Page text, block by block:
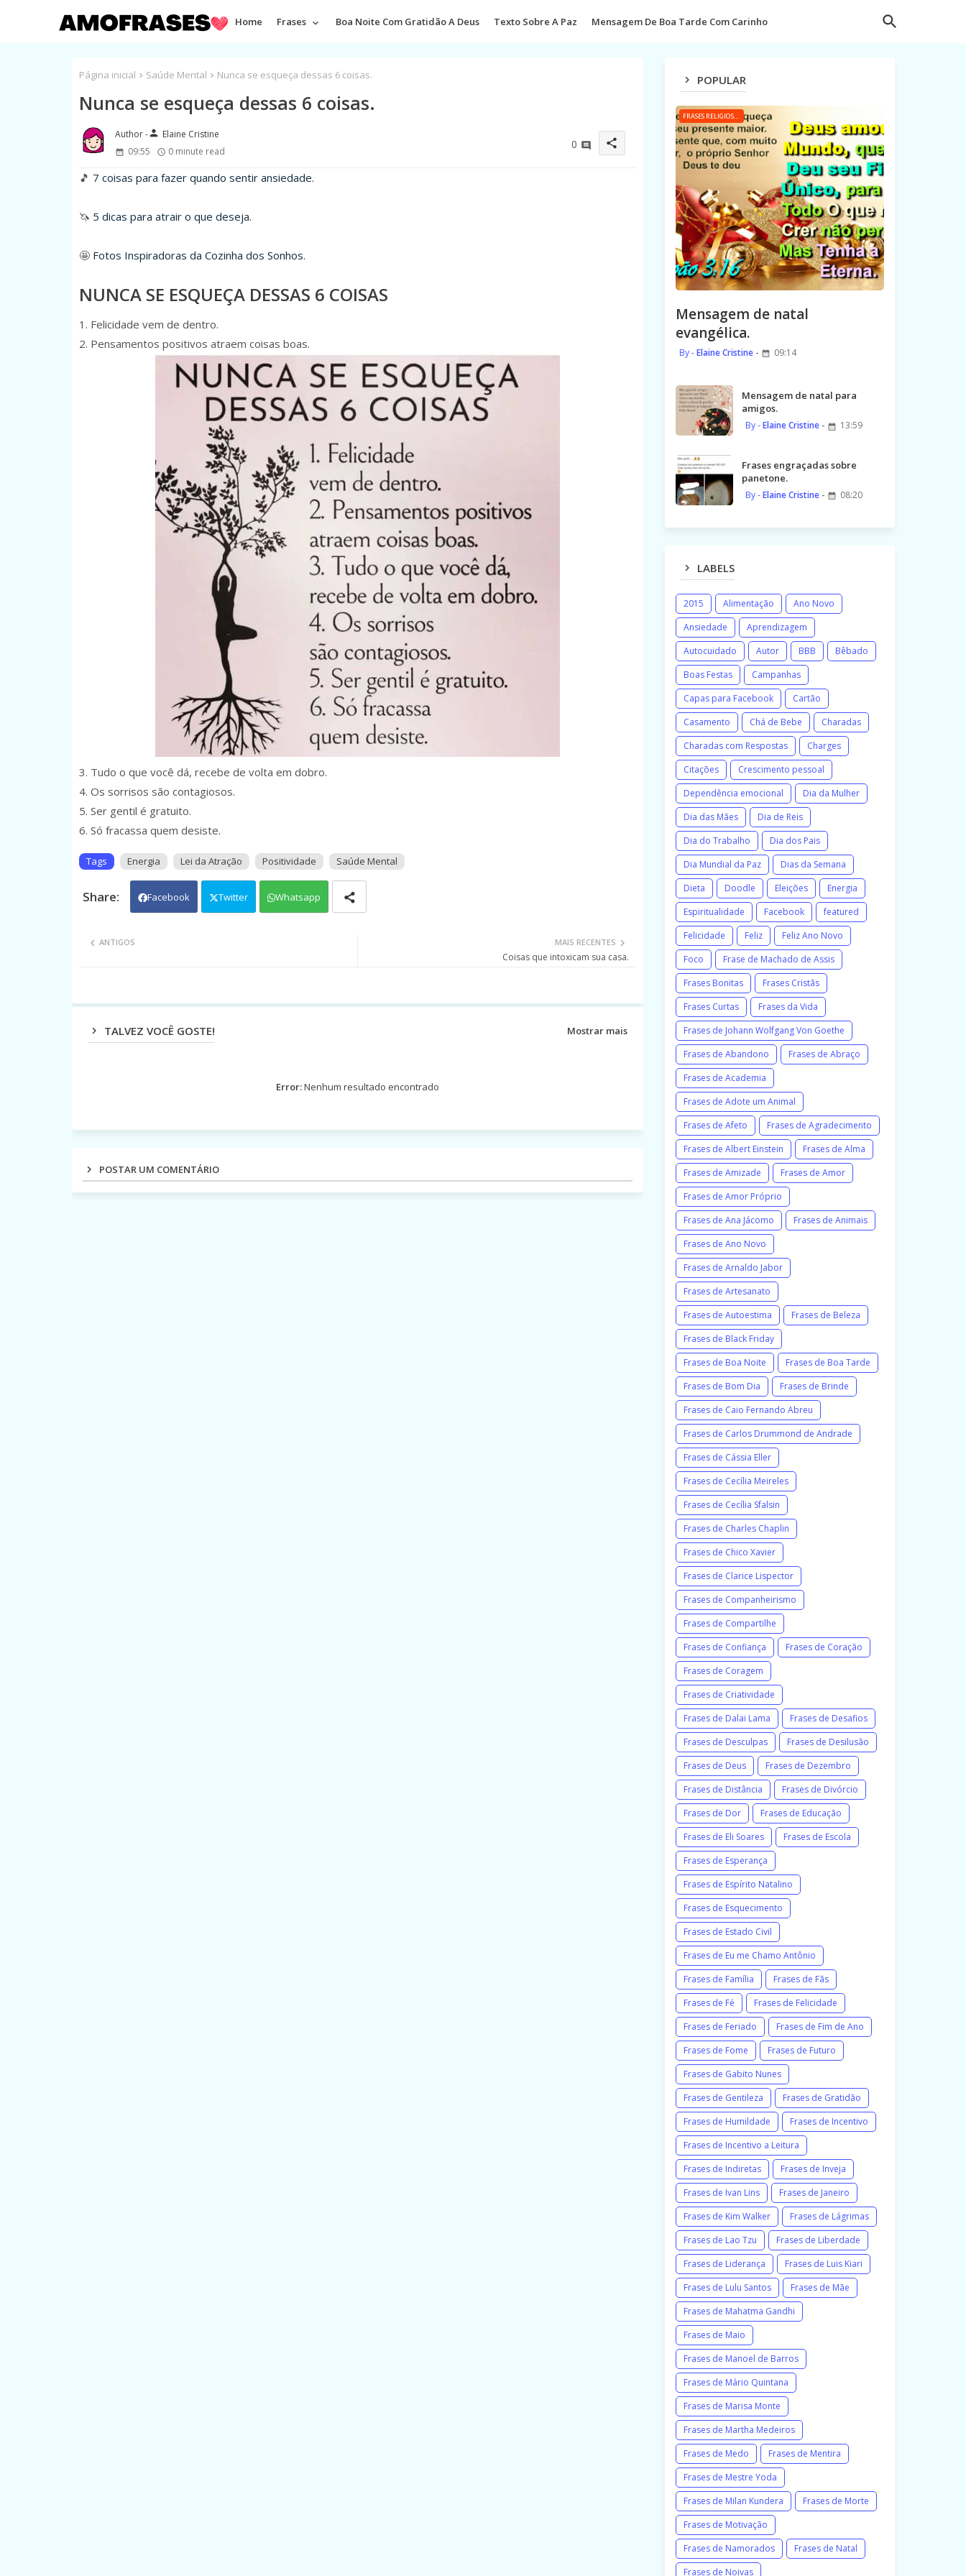
Home Frases Boa Noite Com Gratidão A Deus Texto Sobre A Paz Mensagem De Boa Tarde Com Carinho
Página inicial Saúde Mental Nunca se esqueça dessas 6 coisas.
Nunca se esqueça dessas 6 coisas.
person Elaine Cristine
09:55
0 minute read
0 share
🎵 7 coisas para fazer quando sentir ansiedade.
🦄 5 dicas para atrair o que deseja.
🤩 Fotos Inspiradoras da Cozinha dos Sonhos.
NUNCA SE ESQUEÇA DESSAS 6 COISAS
1. Felicidade vem de dentro.
2. Pensamentos positivos atraem coisas boas.
3. Tudo o que você dá, recebe de volta em dobro.
4. Os sorrisos são contagiosos.
5. Ser gentil é gratuito.
6. Só fracassa quem desiste.
Tags Energia Lei da Atração Positividade Saúde Mental
Facebook Twitter Whatsapp
MAIS RECENTES
Coisas que intoxicam sua casa.
ANTIGOS
TALVEZ VOCÊ GOSTE! Mostrar mais
Error:Nenhum resultado encontrado
POSTAR UM COMENTÁRIO
POPULAR
FRASES RELIGIOSAS
Mensagem de natal
evangélica.
Elaine Cristine 09:14
Mensagem de natal para
amigos.
Elaine Cristine 13:59
Frases engraçadas sobre
panetone.
Elaine Cristine 08:20
LABELS
2015 Alimentação
Ano Novo
Ansiedade
Aprendizagem
Autocuidado
Autor BBB
Bêbado
Boas Festas
Campanhas
Capas para Facebook
Cartão
Casamento
Chá de Bebe
Charadas
Charadas com Respostas
Charges
Citações
Crescimento pessoal
Dependência emocional
Dia da Mulher
Dia das Mães
Dia de Reis
Dia do Trabalho
Dia dos Pais
Dia Mundial da Paz
Dias da Semana
Dieta
Doodle Eleições
Energia
Espiritualidade
Facebook
featured
Felicidade
Feliz
Feliz Ano Novo
Foco
Frase de Machado de Assis
Frases Bonitas
Frases Cristãs
Frases Curtas
Frases da Vida
Frases de Johann Wolfgang Von Goethe
Frases de Abandono
Frases de Abraço
Frases de Academia
Frases de Adote um Animal
Frases de Afeto
Frases de Agradecimento
Frases de Albert Einstein
Frases de Alma
Frases de Amizade
Frases de Amor
Frases de Amor Próprio
Frases de Ana Jácomo
Frases de Animais
Frases de Ano Novo
Frases de Arnaldo Jabor
Frases de Artesanato
Frases de Autoestima
Frases de Beleza
Frases de Black Friday
Frases de Boa Noite
Frases de Boa Tarde
Frases de Bom Dia
Frases de Brinde
Frases de Caio Fernando Abreu
Frases de Carlos Drummond de Andrade
Frases de Cássia Eller
Frases de Cecília Meireles
Frases de Cecília Sfalsin
Frases de Charles Chaplin
Frases de Chico Xavier
Frases de Clarice Lispector
Frases de Companheirismo
Frases de Compartilhe
Frases de Confiança
Frases de Coração
Frases de Coragem
Frases de Criatividade
Frases de Dalai Lama
Frases de Desafios
Frases de Desculpas
Frases de Desilusão
Frases de Deus
Frases de Dezembro
Frases de Distância
Frases de Divórcio
Frases de Dor
Frases de Educação
Frases de Eli Soares
Frases de Escola
Frases de Esperança
Frases de Espírito Natalino
Frases de Esquecimento
Frases de Estado Civil
Frases de Eu me Chamo Antônio
Frases de Família
Frases de Fãs
Frases de Fé
Frases de Felicidade
Frases de Feriado
Frases de Fim de Ano
Frases de Fome
Frases de Futuro
Frases de Gabito Nunes
Frases de Gentileza
Frases de Gratidão
Frases de Humildade
Frases de Incentivo
Frases de Incentivo a Leitura
Frases de Indiretas
Frases de Inveja
Frases de Ivan Lins
Frases de Janeiro
Frases de Kim Walker
Frases de Lágrimas
Frases de Lao Tzu
Frases de Liberdade
Frases de Liderança
Frases de Luis Kiari
Frases de Lulu Santos
Frases de Mãe
Frases de Mahatma Gandhi
Frases de Maio
Frases de Manoel de Barros
Frases de Mário Quintana
Frases de Marisa Monte
Frases de Martha Medeiros
Frases de Medo
Frases de Mentira
Frases de Mestre Yoda
Frases de Milan Kundera
Frases de Morte
Frases de Motivação
Frases de Namorados
Frases de Natal
Frases de Noivas